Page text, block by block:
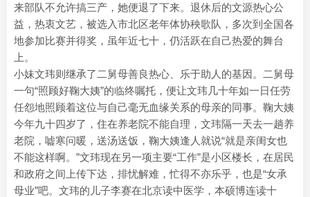
来部队不允许搞三产，她便退了下来。退休后的文源热心公
益，热衷文艺，被选入市北区老年体协秧歌队，多次到全国各
地参加比赛并得奖，虽年近七十，仍活跃在自己热爱的舞台
上。
小妹文玮则继承了二舅母善良热心、乐于助人的基因。二舅母
一句“照顾好鞠大姨”的临终嘱托，便让文玮几十年如一日任劳
任怨地照顾着这位与自己毫无血缘关系的母亲的同事。鞠大姨
今年九十四岁了，住在养老院不能自理，文玮隔一天去一趟养
老院，嘘寒问暖，送汤送饭，鞠大姨逢人就说“就是亲闺女也
不能这样啊。”文玮现在另一项主要“工作”是小区楼长，在居民
和政府之间上传下达，排忧解难，忙得不亦乐乎，也是“女承
母业”吧。文玮的儿子李赛在北京读中医学，本硕博连读十